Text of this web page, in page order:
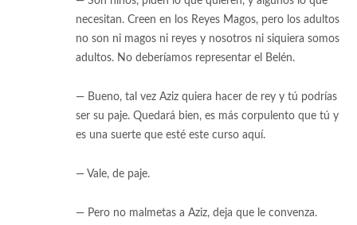
necesitan. Creen en los Reyes Magos, pero los adultos
no son ni magos ni reyes y nosotros ni siquiera somos
adultos. No deberíamos representar el Belén.
— Bueno, tal vez Aziz quiera hacer de rey y tú podrías
ser su paje. Quedará bien, es más corpulento que tú y
es una suerte que esté este curso aquí.
— Vale, de paje.
— Pero no malmetas a Aziz, deja que le convenza.